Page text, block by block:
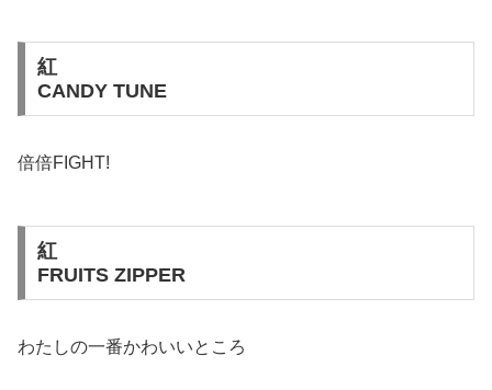
紅
CANDY TUNE
倍倍FIGHT!
紅
FRUITS ZIPPER
わたしの一番かわいいところ